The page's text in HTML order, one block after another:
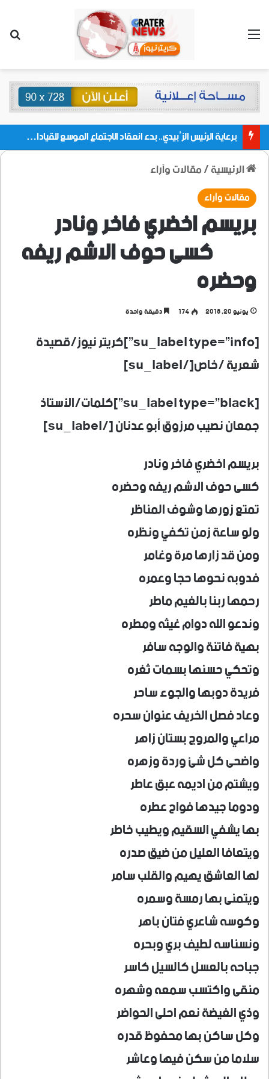
القائمة
برعاية الرئيس الزُبيدي.. بدء انعقاد الاجتماع الموسع للقيادات المحلية بالعاصمة ولمديريات وكتل مجلس العموم ومنسقيات الجامعة بالعاصمة عدن
الرئيسية/مقالات وآراء
مقالات وآراء
بريسم اخضري فاخر ونادر
كسى حوف الاشم ريفه
وحضره
يونيو 20, 2018 174 دقيقة واحدة
[su_label type=”info”]كريتر نيوز/قصيدة
شعرية /خاص[/su_label]
[su_label type=”black”]كلمات/الأستاذ
جمعان نصيب مرزوق أبو عدنان [/su_label]
بريسم اخضري فاخر ونادر
كسى حوف الاشم ريفه وحضره
تمتع زورها وشوف المناظر
ولو ساعة زمن تكفي ونظره
ومن قد زارها مرة وغامر
فدوبه نحوها حجا وعمره
رحمها ربنا بالغيم ماطر
وندعو الله دوام غيثه ومطره
بهية فاتنة والوجه سافر
وتحكي حسنها بسمات ثغره
فريدة دوبها والجوء ساحر
وعاد فصل الخريف عنوان سحره
مراعي والمروج بستان زاهر
واضحى كل شئ وردة وزهره
ويشتم من اديمه عبق عاطر
ودوما جيدها فواح عطره
بها يشفي السقيم ويطيب خاطر
ويتعافا العليل من ضيق صدره
لها العاشق يهيم والقلب سامر
ويتمنى بها رمسة وسمره
وكوسه شاعري فتان باهر
ونسناسه لطيف بري وبحره
جباحه بالعسل كالسيل كاسر
منقى واكتسب سمعه وشهره
وذي الغيضة نعم احلى الحواضر
وكل ساكن بها محفوظ قدره
سلاما من سكن فيها وعاشر